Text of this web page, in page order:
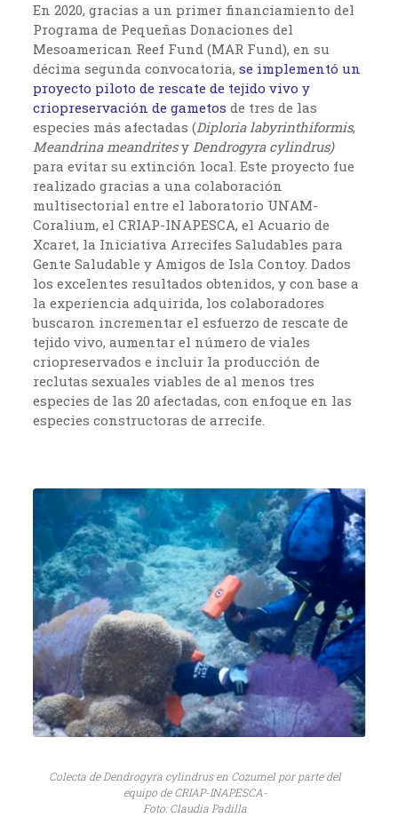
En 2020, gracias a un primer financiamiento del
Programa de Pequeñas Donaciones del
Mesoamerican Reef Fund (MAR Fund), en su
décima segunda convocatoria,se implementó un
proyecto piloto de rescate de tejido vivo y
criopreservación de gametos de tres de las
especies más afectadas (Diploria labyrinthiformis,
Meandrina meandritesyDendrogyra cylindrus)
para evitar su extinción local. Este proyecto fue
realizado gracias a una colaboración
multisectorial entre el laboratorio UNAM-
Coralium, el CRIAP-INAPESCA, el Acuario de
Xcaret, la Iniciativa Arrecifes Saludables para
Gente Saludable y Amigos de Isla Contoy. Dados
los excelentes resultados obtenidos, y con base a
la experiencia adquirida, los colaboradores
buscaron incrementar el esfuerzo de rescate de
tejido vivo, aumentar el número de viales
criopreservados e incluir la producción de
reclutas sexuales viables de al menos tres
especies de las 20 afectadas, con enfoque en las
especies constructoras de arrecife.
Colecta de Dendrogyra cylindrus en Cozumel por parte del
equipo de CRIAP-INAPESCA-
Foto: Claudia Padilla